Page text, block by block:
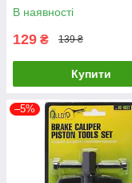
В наявності
129 ₴ 139 ₴
Купити
–5%